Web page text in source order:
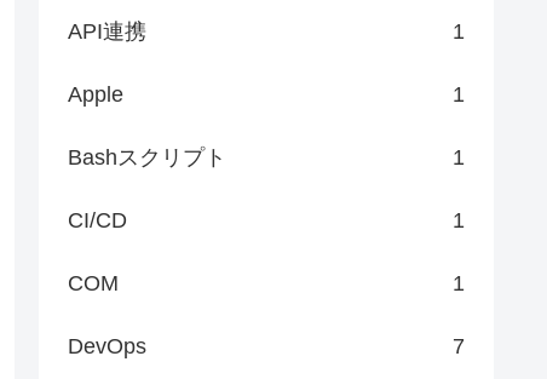
API連携 1
Apple 1
Bashスクリプト 1
CI/CD 1
COM 1
DevOps 7